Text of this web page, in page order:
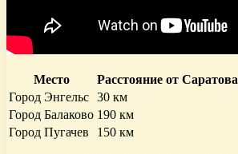
Место
Расстояние от Саратова
Город Энгельс 30 км
Город Балаково 190 км
Город Пугачев
150 км